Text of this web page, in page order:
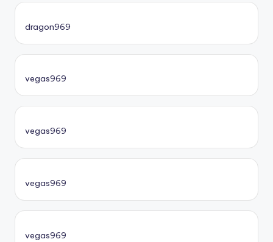
dragon969
vegas969
vegas969
vegas969
vegas969